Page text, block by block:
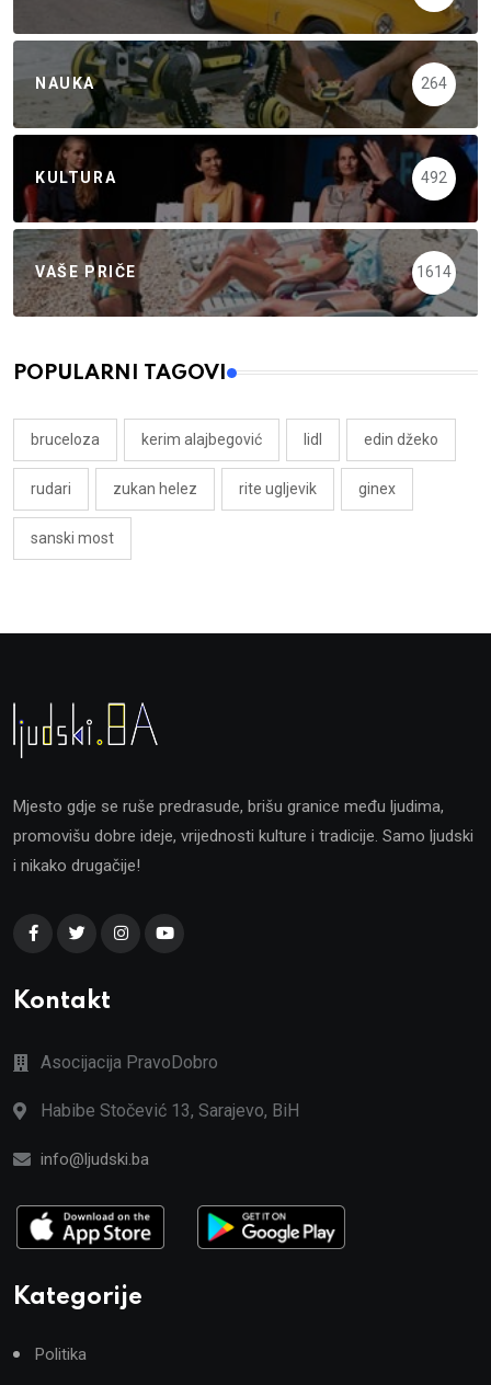
NAUKA 264
KULTURA 492
VAŠE PRIČE 1614
POPULARNI TAGOVI
bruceloza kerim alajbegović lidl edin džeko
rudari zukan helez rite ugljevik ginex
sanski most
Mjesto gdje se ruše predrasude, brišu granice među ljudima,
promovišu dobre ideje, vrijednosti kulture i tradicije. Samo ljudski
i nikako drugačije!
Kontakt
Asocijacija PravoDobro
Habibe Stočević 13, Sarajevo, BiH
info@ljudski.ba
Kategorije
Politika